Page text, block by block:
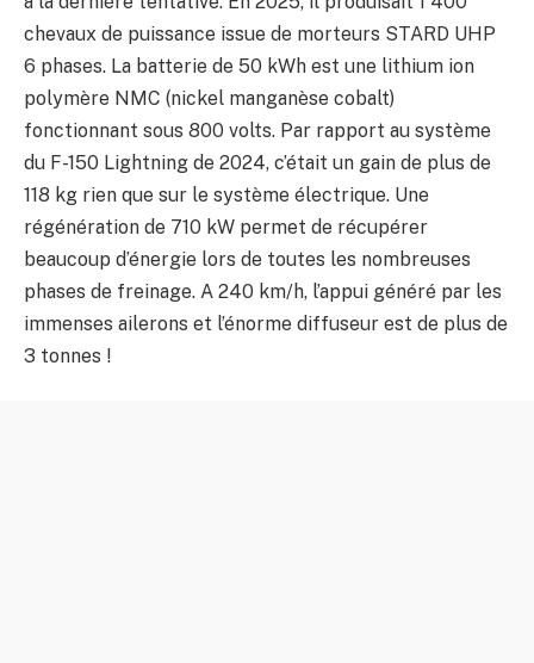
chevaux de puissance issue de morteurs STARD UHP
6 phases. La batterie de 50 kWh est une lithium ion
polymère NMC (nickel manganèse cobalt)
fonctionnant sous 800 volts. Par rapport au système
du F-150 Lightning de 2024, c’était un gain de plus de
118 kg rien que sur le système électrique. Une
régénération de 710 kW permet de récupérer
beaucoup d’énergie lors de toutes les nombreuses
phases de freinage. A 240 km/h, l’appui généré par les
immenses ailerons et l’énorme diffuseur est de plus de
3 tonnes !